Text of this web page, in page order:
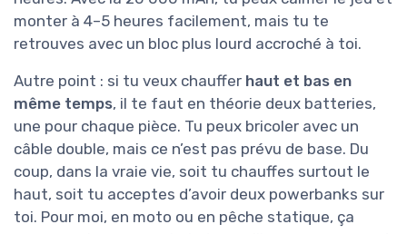
monter à 4–5 heures facilement, mais tu te
retrouves avec un bloc plus lourd accroché à toi.
Autre point : si tu veux chauffer haut et bas en
même temps, il te faut en théorie deux batteries,
une pour chaque pièce. Tu peux bricoler avec un
câble double, mais ce n’est pas prévu de base. Du
coup, dans la vraie vie, soit tu chauffes surtout le
haut, soit tu acceptes d’avoir deux powerbanks sur
toi. Pour moi, en moto ou en pêche statique, ça